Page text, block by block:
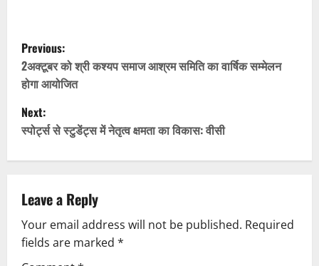
P
o
s
t
n
a
v
i
Previous:
2अक्टूबर को श्री कश्यप समाज आश्रम समिति का वार्षिक सम्मेलन
होगा आयोजित
Next:
स्पोर्ट्स से स्टुडेंट्स में नेतृत्व क्षमता का विकास: वीसी
Leave a Reply
Your email address will not be published. Required
fields are marked *